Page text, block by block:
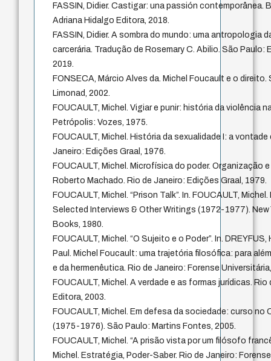
FASSIN, Didier. Castigar: una passión contemporânea.
Adriana Hidalgo Editora, 2018.
FASSIN, Didier. A sombra do mundo: uma antropologia
carcerária. Tradução de Rosemary C. Abilio. São Paulo:
2019.
FONSECA, Márcio Alves da. Michel Foucault e o direito.
Limonad, 2002.
FOUCAULT, Michel. Vigiar e punir: história da violência
Petrópolis: Vozes, 1975.
FOUCAULT, Michel. História da sexualidade I: a vontade
Janeiro: Edições Graal, 1976.
FOUCAULT, Michel. Microfísica do poder. Organização
Roberto Machado. Rio de Janeiro: Edições Graal, 1979.
FOUCAULT, Michel. “Prison Talk”. In. FOUCAULT,
Selected Interviews & Other Writings (1972-1977). New
Books, 1980.
FOUCAULT, Michel. “O Sujeito e o Poder”. In.
Paul. Michel Foucault: uma trajetória filosófica: para
e da hermenêutica. Rio de Janeiro: Forense
FOUCAULT, Michel. A verdade e as formas jurídicas. Rio
Editora, 2003.
FOUCAULT, Michel. Em defesa da sociedade: curso no
(1975-1976). São Paulo: Martins Fontes, 2005.
FOUCAULT, Michel. “A prisão vista por um filósofo
Michel. Estratégia, Poder-Saber. Rio de Janeiro: